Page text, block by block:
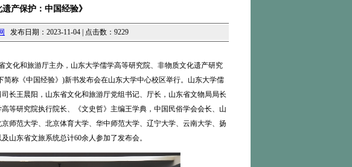
产保护：中国经验》
发布日期：2023-11-04 | 点击数：9229
化和旅游厅主办，山东大学儒学高等研究院、非物质文化遗产研究
称《中国经验》)新书发布会在山东大学中心校区举行。山东大学儒
长王晨阳，山东省文化和旅游厅党组书记、厅长，山东省文物局局长
等研究院执行院长、《文史哲》主编王学典，中国民俗学会会长、山
师范大学、北京体育大学、华中师范大学、辽宁大学、云南大学、扬
山东省文旅系统总计60余人参加了发布会。